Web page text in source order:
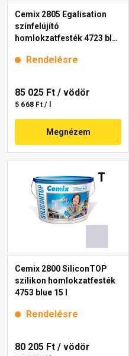
Cemix 2805 Egalisation
színfelújító
homlokzatfesték 4723 blue
Rendelésre
85 025 Ft / vödör
5 668 Ft / l
Megnézem
Cemix 2800 SiliconTOP
szilikon homlokzatfesték
4753 blue 15 l
Rendelésre
80 205 Ft / vödör